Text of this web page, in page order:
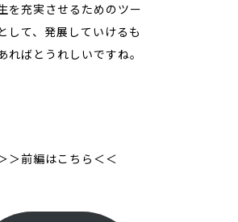
を充実させるためのツー
して、発展していけるも
ればとうれしいですね。
＞前編はこちら＜＜